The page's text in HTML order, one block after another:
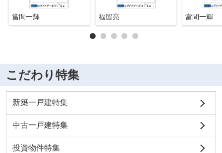
當間一輝 福留亮 當間一輝
こだわり特集
新築一戸建特集
中古一戸建特集
投資物件特集